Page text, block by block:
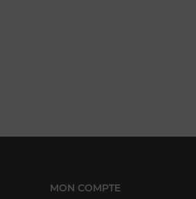
MON COMPTE